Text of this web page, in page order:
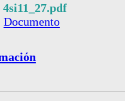
4si11_27.pdf
Documento